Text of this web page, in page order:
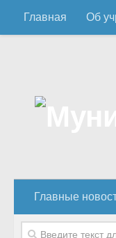
Главная Об
Главные